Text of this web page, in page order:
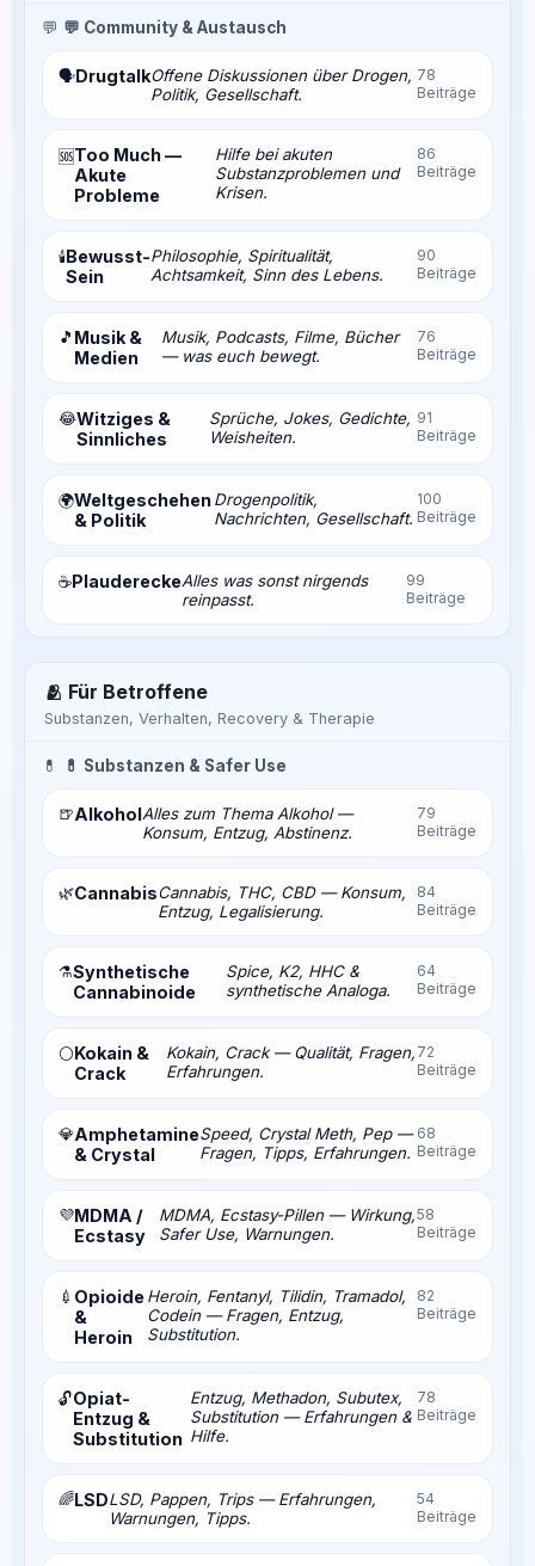
💬 💬 Community & Austausch
🗣️DrugtalkOffene Diskussionen über Drogen,
Politik, Gesellschaft.
78
Beiträge
🆘Too Much —
Akute
Probleme
Hilfe bei akuten
Substanzproblemen und
Krisen.
86
Beiträge
🕯️Bewusst-
Sein
Philosophie, Spiritualität,
Achtsamkeit, Sinn des Lebens.
90
Beiträge
🎵 Musik &
Medien
Musik, Podcasts, Filme, Bücher
— was euch bewegt.
76
Beiträge
😂Witziges &
Sinnliches
Sprüche, Jokes, Gedichte,
Weisheiten.
91
Beiträge
🌍Weltgeschehen
& Politik
Drogenpolitik,
Nachrichten, Gesellschaft.
100
Beiträge
☕PlaudereckeAlles was sonst nirgends
reinpasst.
99
Beiträge
🫂 Für Betroffene
Substanzen, Verhalten, Recovery & Therapie
💊 💊 Substanzen & Safer Use
🍺AlkoholAlles zum Thema Alkohol —
Konsum, Entzug, Abstinenz.
79
Beiträge
🌿CannabisCannabis, THC, CBD — Konsum,
Entzug, Legalisierung.
84
Beiträge
⚗️Synthetische
Cannabinoide
Spice, K2, HHC &
synthetische Analoga.
64
Beiträge
⚪Kokain &
Crack
Kokain, Crack — Qualität, Fragen,
Erfahrungen.
72
Beiträge
💎Amphetamine
& Crystal
Speed, Crystal Meth, Pep —
Fragen, Tipps, Erfahrungen.
68
Beiträge
💜MDMA /
Ecstasy
MDMA, Ecstasy-Pillen — Wirkung,
Safer Use, Warnungen.
58
Beiträge
💉 Opioide
&
Heroin
Heroin, Fentanyl, Tilidin, Tramadol,
Codein — Fragen, Entzug,
Substitution.
82
Beiträge
🔓Opiat-
Entzug &
Substitution
Entzug, Methadon, Subutex,
Substitution — Erfahrungen &
Hilfe.
78
Beiträge
🌈LSDLSD, Pappen, Trips — Erfahrungen,
Warnungen, Tipps.
54
Beiträge